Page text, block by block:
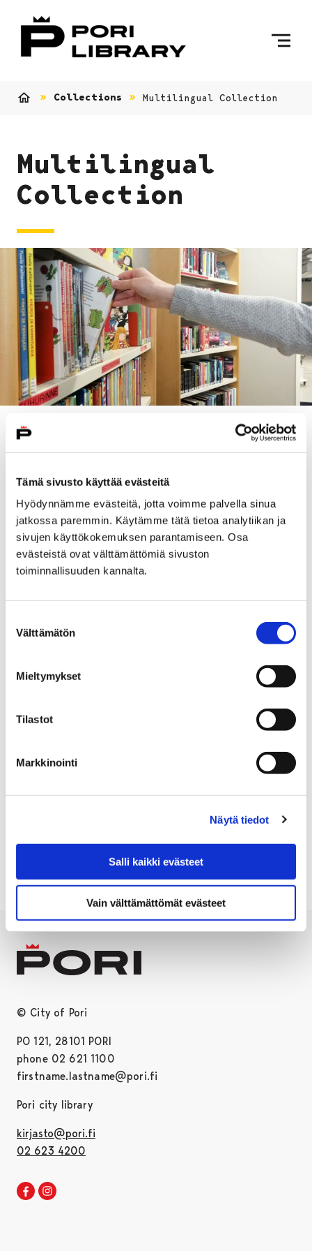
Tämä sivusto käyttää evästeitä
Hyödynnämme evästeitä, jotta voimme palvella sinua
jatkossa paremmin. Käytämme tätä tietoa analytiikan ja
sivujen käyttökokemuksen parantamiseen. Osa
evästeistä ovat välttämättömiä sivuston
toiminnallisuuden kannalta.
valinta
Välttämätön
Mieltymykset
Tilastot
Markkinointi
Näytä tiedot
Salli kaikki evästeet
Vain välttämättömät evästeet
Collections Multilingual Collection
Multilingual
Collection
Estonian, French, Italian, Spanish, Ukrainian and
Portuguese. In addition to these we have a small
amount of books in various other languages in a
changing collection. You can always ask for books in
is availablehere.
New books in other languages
© City of Pori
PO 121, 28101 PORI
phone 02 621 1100
firstname.lastname@pori.fi
Pori city library
kirjasto@pori.fi
02 623 4200
Pori library Facebook
Opens in a new tab